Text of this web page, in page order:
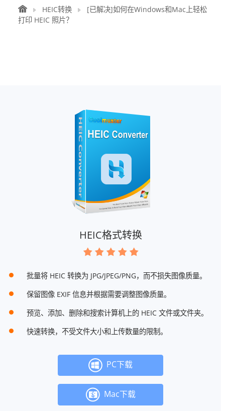
HEIC转换
[已解决]如何在Windows和Mac上轻松
打印 HEIC 照片？
HEIC格式转换
批量将 HEIC 转换为 JPG/JPEG/PNG，而不损失图像质量。
保留图像 EXIF 信息并根据需要调整图像质量。
预览、添加、删除和搜索计算机上的 HEIC 文件或文件夹。
快速转换，不受文件大小和上传数量的限制。
PC下载
Mac下载